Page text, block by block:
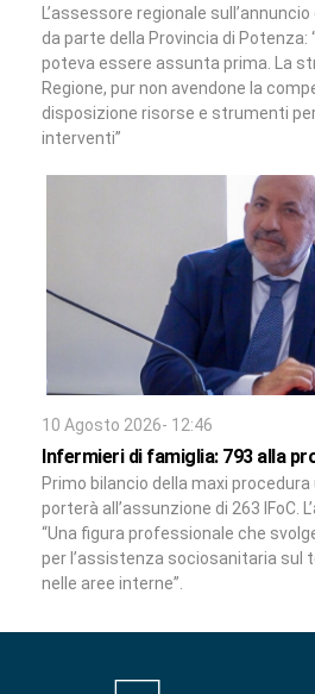
L’assessore regionale
da parte della Provincia di Potenza:
poteva essere assunta prima. La
Regione, pur non avendone la
disposizione risorse e strumenti
interventi”
10 Agosto 2026- 12:46
Infermieri di famiglia: 793 alla
Primo bilancio della maxi
porterà all’assunzione di 263 IFoC.
“Una figura professionale che
per l’assistenza sociosanitaria sul
nelle aree interne”.